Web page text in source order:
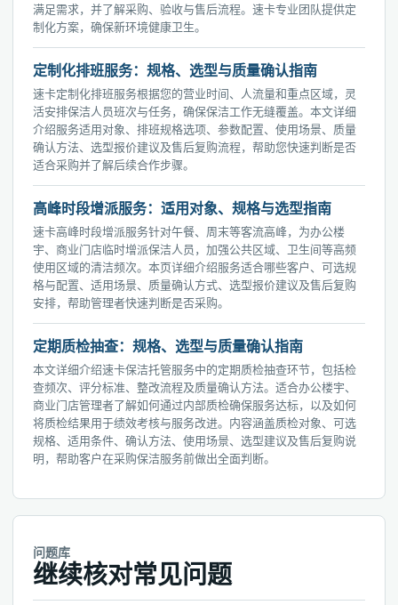
满足需求，并了解采购、验收与售后流程。速卡专业团队提供定
制化方案，确保新环境健康卫生。
定制化排班服务：规格、选型与质量确认指南
速卡定制化排班服务根据您的营业时间、人流量和重点区域，灵
活安排保洁人员班次与任务，确保保洁工作无缝覆盖。本文详细
介绍服务适用对象、排班规格选项、参数配置、使用场景、质量
确认方法、选型报价建议及售后复购流程，帮助您快速判断是否
适合采购并了解后续合作步骤。
高峰时段增派服务：适用对象、规格与选型指南
速卡高峰时段增派服务针对午餐、周末等客流高峰，为办公楼
宇、商业门店临时增派保洁人员，加强公共区域、卫生间等高频
使用区域的清洁频次。本页详细介绍服务适合哪些客户、可选规
格与配置、适用场景、质量确认方式、选型报价建议及售后复购
安排，帮助管理者快速判断是否采购。
定期质检抽查：规格、选型与质量确认指南
本文详细介绍速卡保洁托管服务中的定期质检抽查环节，包括检
查频次、评分标准、整改流程及质量确认方法。适合办公楼宇、
商业门店管理者了解如何通过内部质检确保服务达标，以及如何
将质检结果用于绩效考核与服务改进。内容涵盖质检对象、可选
规格、适用条件、确认方法、使用场景、选型建议及售后复购说
明，帮助客户在采购保洁服务前做出全面判断。
问题库
继续核对常见问题